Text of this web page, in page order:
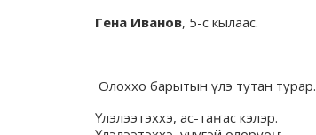
Гена Иванов, 5-с кылаас.
Олоххо барытын үлэ тутан турар.
Үлэлээтэххэ, ас-таҥас кэлэр.